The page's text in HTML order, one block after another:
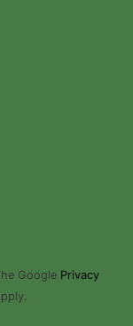
Google Privacy